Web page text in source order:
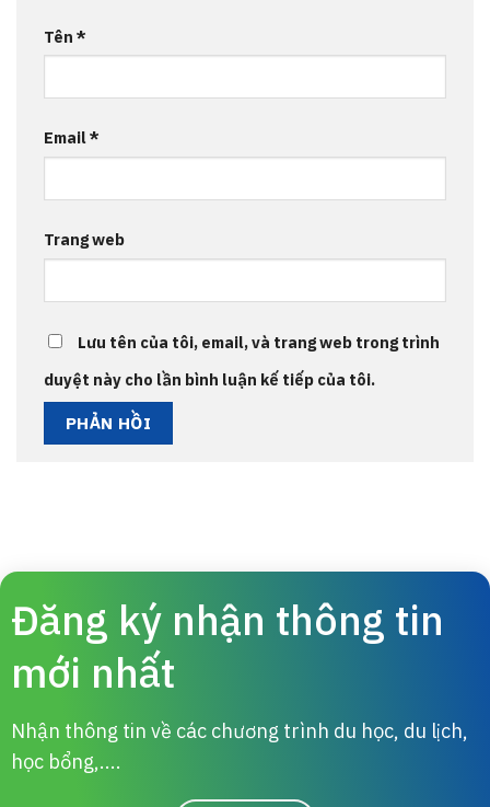
Tên *
Email*
Trang web
Lưu tên của tôi, email, và trang web trong trình
duyệt này cho lần bình luận kế tiếp của tôi.
Đăng ký nhận thông tin
mới nhất
Nhận thông tin về các chương trình du học, du lịch,
học bổng,....